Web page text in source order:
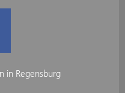
in Regensburg